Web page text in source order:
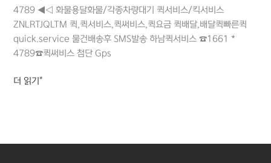
4789 ◀◁ 화물용달화물/각종차량대기 퀵서비스/킥서비스
ZNLRTJQLTM 퀵,퀵서비스,퀵써비스,퀵요금 퀵배달,배달퀵빠른퀵
quick.service 물건배송후 SMS발송 하남퀵서비스 ☎1661 *
4789☎퀵써비스 첨단 Gps
더 읽기"